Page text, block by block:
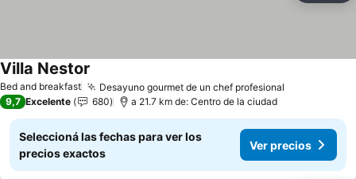
Bed and breakfast Desayuno gourmet de un chef profesional
Villa Nestor
9,7 Excelente 680 a 21.7 km de: Centro de la ciudad
Seleccioná las fechas para ver los
precios exactos
Ver precios